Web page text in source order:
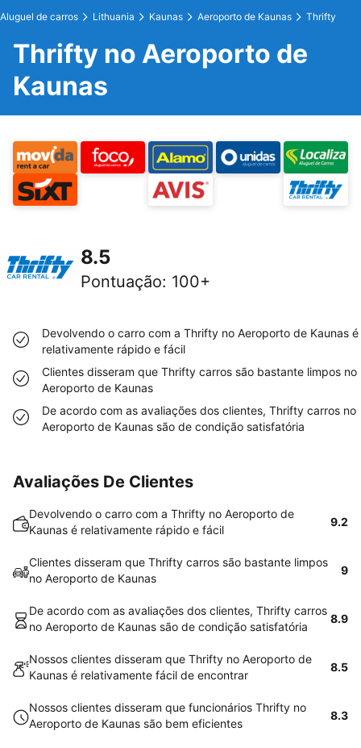
Aluguel de carros Lithuania Kaunas Aeroporto de Kaunas Thrifty
Thrifty no Aeroporto de
Kaunas
8.5
Pontuação: 100+
Devolvendo o carro com a Thrifty no Aeroporto de Kaunas é
relativamente rápido e fácil
Clientes disseram que Thrifty carros são bastante limpos no
Aeroporto de Kaunas
De acordo com as avaliações dos clientes, Thrifty carros no
Aeroporto de Kaunas são de condição satisfatória
Avaliações De Clientes
Devolvendo o carro com a Thrifty no Aeroporto de
Kaunas é relativamente rápido e fácil
9.2
Clientes disseram que Thrifty carros são bastante limpos
no Aeroporto de Kaunas
9
De acordo com as avaliações dos clientes, Thrifty carros
no Aeroporto de Kaunas são de condição satisfatória
8.9
Nossos clientes disseram que Thrifty no Aeroporto de
Kaunas é relativamente fácil de encontrar
8.5
Nossos clientes disseram que funcionários Thrifty no
Aeroporto de Kaunas são bem eficientes
8.3